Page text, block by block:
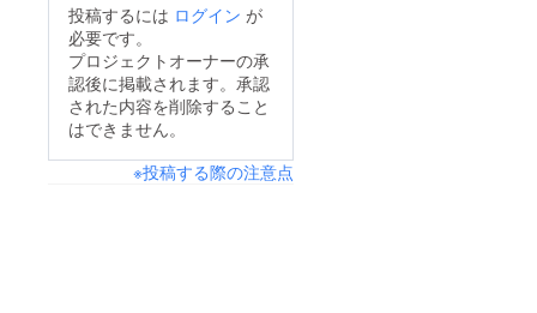
代の方に楽しんでもら
える場所になってま
す！クラウドファン
ディングも継続中で
す。引き続き拡散、支
援のご協力をよろしく
投稿するには ログイン が
必要です。
プロジェクトオーナーの承
認後に掲載されます。承認
された内容を削除すること
はできません。
※投稿する際の注意点